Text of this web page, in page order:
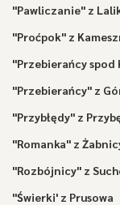
"Pawliczanie" z
"Proćpok" z
"Przebierańcy spod
"Przebierańcy" z
"Przybłędy" z
"Romanka" z
"Rozbójnicy" z
"Świerki' z Prusowa